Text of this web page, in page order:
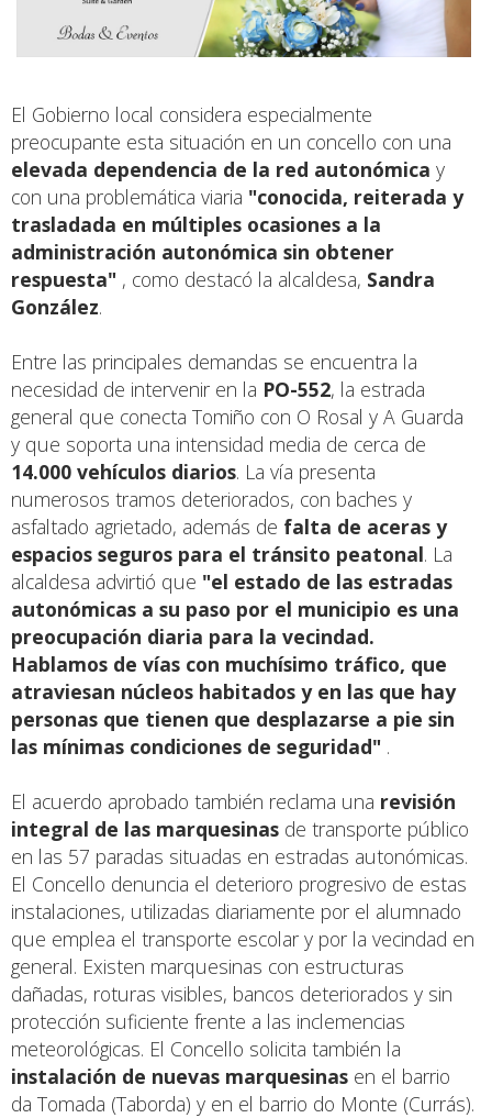
El Gobierno local considera especialmente
preocupante esta situación en un concello con una
elevada dependencia de la red autonómica y
con una problemática viaria "conocida, reiterada y
trasladada en múltiples ocasiones a la
administración autonómica sin obtener
respuesta" , como destacó la alcaldesa, Sandra
González.
Entre las principales demandas se encuentra la
necesidad de intervenir en la PO-552, la estrada
general que conecta Tomiño con O Rosal y A Guarda
y que soporta una intensidad media de cerca de
14.000 vehículos diarios. La vía presenta
numerosos tramos deteriorados, con baches y
asfaltado agrietado, además de falta de aceras y
espacios seguros para el tránsito peatonal. La
alcaldesa advirtió que "el estado de las estradas
autonómicas a su paso por el municipio es una
preocupación diaria para la vecindad.
Hablamos de vías con muchísimo tráfico, que
atraviesan núcleos habitados y en las que hay
personas que tienen que desplazarse a pie sin
las mínimas condiciones de seguridad" .
El acuerdo aprobado también reclama una revisión
integral de las marquesinas de transporte público
en las 57 paradas situadas en estradas autonómicas.
El Concello denuncia el deterioro progresivo de estas
instalaciones, utilizadas diariamente por el alumnado
que emplea el transporte escolar y por la vecindad en
general. Existen marquesinas con estructuras
dañadas, roturas visibles, bancos deteriorados y sin
protección suficiente frente a las inclemencias
meteorológicas. El Concello solicita también la
instalación de nuevas marquesinas en el barrio
da Tomada (Taborda) y en el barrio do Monte (Currás).